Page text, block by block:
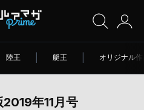
陸王 艇王 オリジナル
年11月号